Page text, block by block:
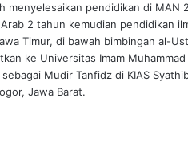
menyelesaikan pendidikan di MAN
2 tahun kemudian pendidikan
Timur, di bawah bimbingan al-
ke Universitas Imam
sebagai Mudir Tanfidz di KIAS
Jawa Barat.